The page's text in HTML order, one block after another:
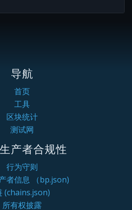
导航
首页
工具
区块统计
测试网
产者合规性
行为守则
者信息 （bp.json)
(chains.json)
所有权披露